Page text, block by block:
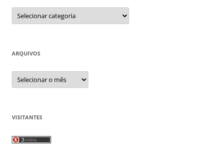
Categorias
ARQUIVOS
Arquivos
VISITANTES